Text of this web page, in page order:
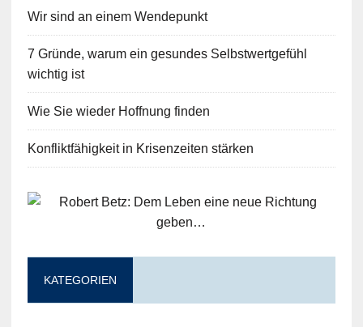
Wir sind an einem Wendepunkt
7 Gründe, warum ein gesundes Selbstwertgefühl
wichtig ist
Wie Sie wieder Hoffnung finden
Konfliktfähigkeit in Krisenzeiten stärken
KATEGORIEN